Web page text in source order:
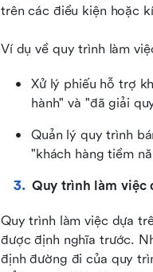
trên các điều kiện hoặc
Ví dụ về quy trình làm
Xử lý phiếu hỗ trợ
hành" và "đã giải
Quản lý quy trình
"khách hàng tiềm
Quy trình làm việc
Quy trình làm việc dựa
được định nghĩa trước.
định đường đi của quy